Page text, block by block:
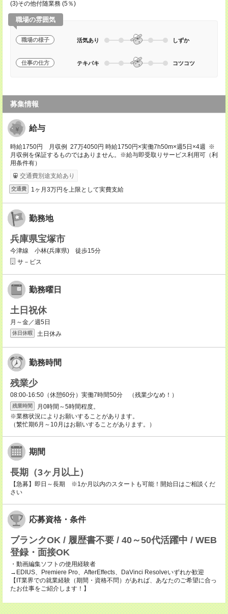
(3)その他付随業務 (5％)
職場の雰囲気
職場の様子 活気あり しずか
仕事の仕方 テキパキ コツコツ
募集情報
給与
時給1750円 月収例 27万4050円 時給1750円×実働7h50m×週5日×4週 ※
月収例を保証するものではありません。※給与即受取りサービス利用可（利
用条件有）
交通費別途支給あり
交通費 1ヶ月3万円を上限として実費支給
勤務地
兵庫県宝塚市
今津線 小林(兵庫県) 徒歩15分
サ－ビス
勤務曜日
土日祝休
月～金／週5日
休日休暇 土日休み
勤務時間
残業少
08:00-16:50（休憩60分）実働7時間50分 （残業少なめ！）
残業時間
月0時間～5時間程度。
※業務状況によりお願いすることがあります。
（繁忙期6月～10月はお願いすることがあります。）
期間
長期（3ヶ月以上）
【急募】即日～長期 ※1か月以内のスタートも可能！開始日はご相談くだ
さい
応募資格・条件
ブランクOK / 履歴書不要 / 40～50代活躍中 / WEB
登録・面接OK
・動画編集ソフトの使用経験者
→EDIUS、Premiere Pro、AfterEffects、DaVinci Resolveいずれか歓迎
【IT業界での就業経験（期間・資格不問）があれば、あなたのご希望に合っ
たお仕事をご紹介します！】